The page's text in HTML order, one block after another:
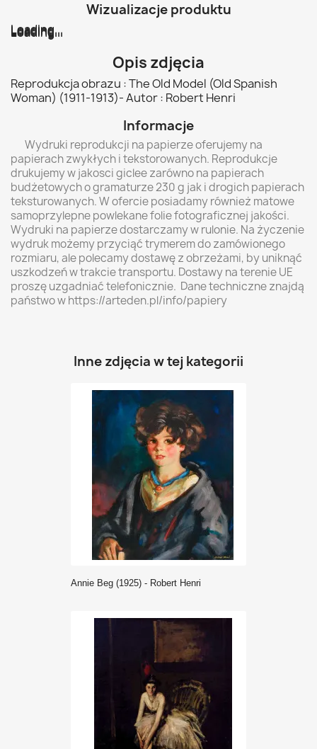
Wizualizacje produktu
Loading...
Loading...
Loading...
Loading...
Loading...
Loading...
Opis zdjęcia
Reprodukcja obrazu : The Old Model (Old Spanish
Woman) (1911-1913)- Autor : Robert Henri
Informacje
Wydruki reprodukcji na papierze oferujemy na
papierach zwykłych i tekstorowanych. Reprodukcje
drukujemy w jakosci giclee zarówno na papierach
budżetowych o gramaturze 230 g jak i drogich papierach
teksturowanych. W ofercie posiadamy również matowe
samoprzylepne powlekane folie fotograficznej jakości.
Wydruki na papierze dostarczamy w rulonie. Na życzenie
wydruk możemy przyciąć trymerem do zamówionego
rozmiaru, ale polecamy dostawę z obrzeżami, by uniknąć
uszkodzeń w trakcie transportu. Dostawy na terenie UE
proszę uzgadniać telefonicznie. Dane techniczne znajdą
państwo w https://arteden.pl/info/papiery
Inne zdjęcia w tej kategorii
Annie Beg (1925) - Robert Henri